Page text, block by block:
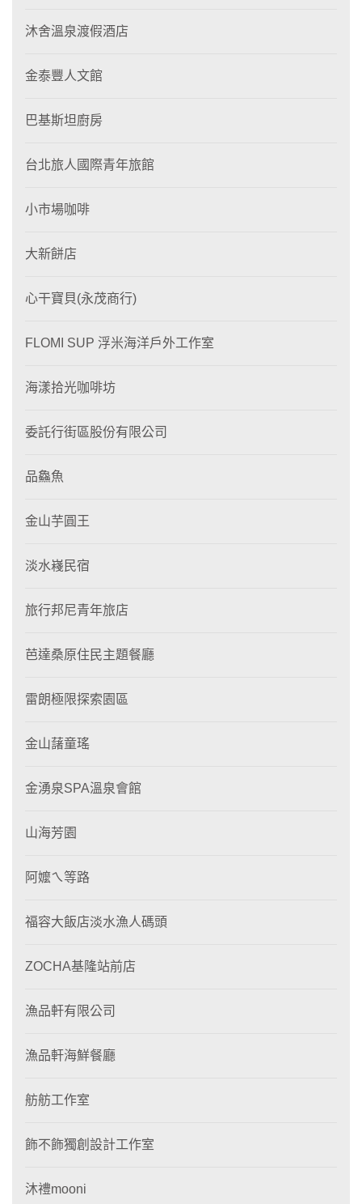
沐舍溫泉渡假酒店
金泰豐人文館
巴基斯坦廚房
台北旅人國際青年旅館
小市場咖啡
大新餅店
心干寶貝(永茂商行)
FLOMI SUP 浮米海洋戶外工作室
海漾拾光咖啡坊
委託行街區股份有限公司
品鱻魚
金山芋圓王
淡水嶘民宿
旅行邦尼青年旅店
芭達桑原住民主題餐廳
雷朗極限探索園區
金山藷童瑤
金湧泉SPA溫泉會館
山海芳園
阿嬤ㄟ等路
福容大飯店淡水漁人碼頭
ZOCHA基隆站前店
漁品軒有限公司
漁品軒海鮮餐廳
舫舫工作室
飾不飾獨創設計工作室
沐禮mooni